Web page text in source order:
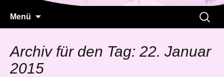
Menü
Suchen
nach:
Archiv für den Tag: 22. Januar
2015